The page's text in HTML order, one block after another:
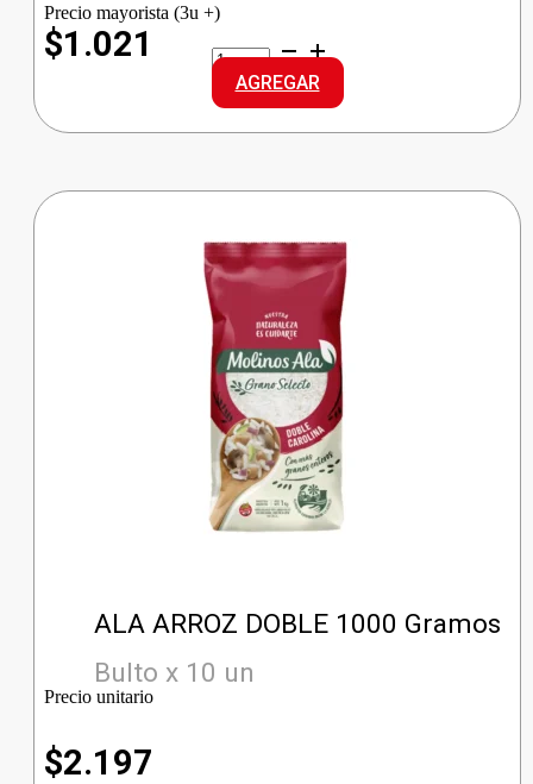
Precio mayorista (3u +)
$1.021
GALLO
ARROZ
INTEGRAL
cantidad
AGREGAR
ALA ARROZ DOBLE 1000 Gramos
Bulto x 10 un
Precio unitario
$2.197